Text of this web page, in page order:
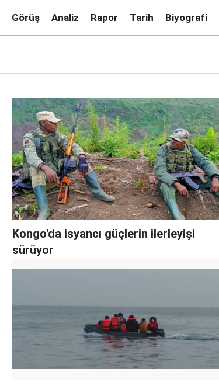
Görüş Analiz Rapor Tarih Biyografi
Kongo'da isyancı güçlerin ilerleyişi
sürüyor